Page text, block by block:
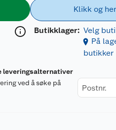
Klikk og
Butikklager: Velg
På
butikker
leveringsalternativer
ved å søke på